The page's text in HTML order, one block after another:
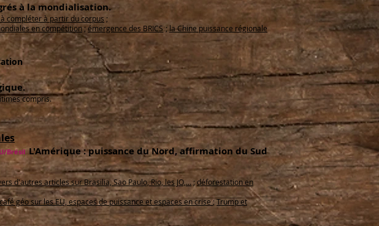
à la mondialisation.
compléter à partir du corpus ;
en compétition ;émergence des BRICS ;la Chine puissance régionale
compris.
Brésil L'Amérique : puissance du Nord, affirmation du Sud
d'autres articles sur Brasilia, Sao Paulo, Rio, les JO,... ;déforestation en
café géo sur les EU, espaces de puissance et espaces en crise;Trump et